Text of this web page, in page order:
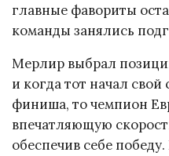
главные фавориты
команды занялись
Мерлир выбрал
и когда тот начал
финиша, то чемпион
впечатляющую
обеспечив себе